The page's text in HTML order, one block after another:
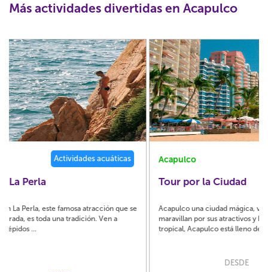
Más actividades divertidas en Acapulco
Acapulco Cultural / Histórico
Tour por la Ciudad
Acapulco una ciudad mágica, visitantes y residentes por igual, se
maravillan por sus atractivos y belleza natural. Siendo un paraíso
tropical, Acapulco está lleno de vida...